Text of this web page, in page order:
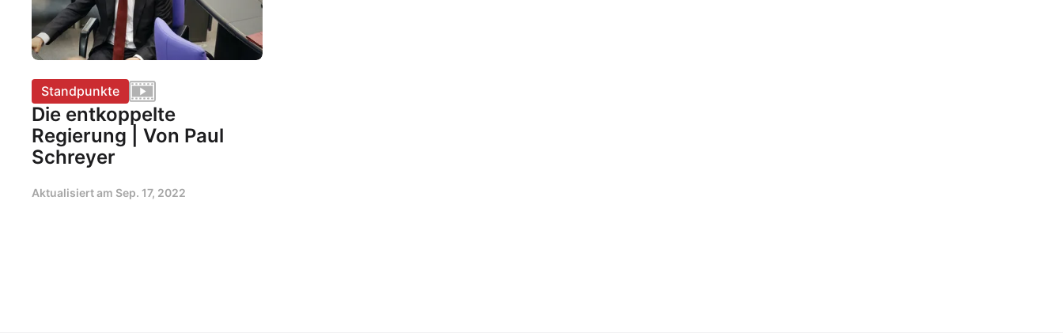
Standpunkte
Die entkoppelte
Regierung | Von Paul
Schreyer
Aktualisiert am Sep. 17, 2022